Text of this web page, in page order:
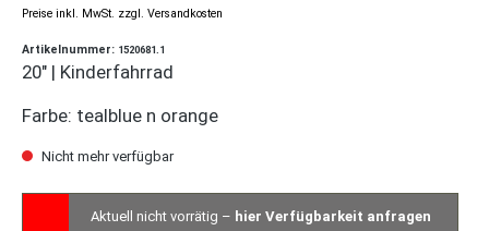
Preise inkl. MwSt. zzgl. Versandkosten
Artikelnummer: 1520681.1
20" | Kinderfahrrad
Farbe: tealblue n orange
Nicht mehr verfügbar
Aktuell nicht vorrätig – hier Verfügbarkeit anfragen